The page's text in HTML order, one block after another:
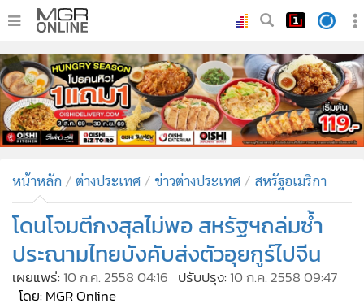
• หน้าหลัก
• ทันเหตุการณ์
• ภาคใต้
• ภูมิภาค
• บันเทิง
•
ผู้จัดการรายวัน
• คอลัมนิสต์
• ละคร
CbizReview
หน้าหลัก ต่างประเทศ ข่าวต่างประเทศ สหรัฐอเมริกา
โดนโจมตีกงสุลไม่พอ สหรัฐฯถล่มซ้ำ
ประณามไทยบังคับส่งตัวอุยกูร์ไปจีน
เผยแพร่: 10 ก.ค. 2558 04:16 ปรับปรุง: 10 ก.ค. 2558 09:47
โดย: MGR Online